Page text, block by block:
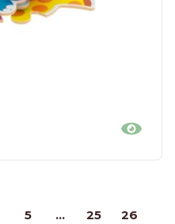
5 … 25
26